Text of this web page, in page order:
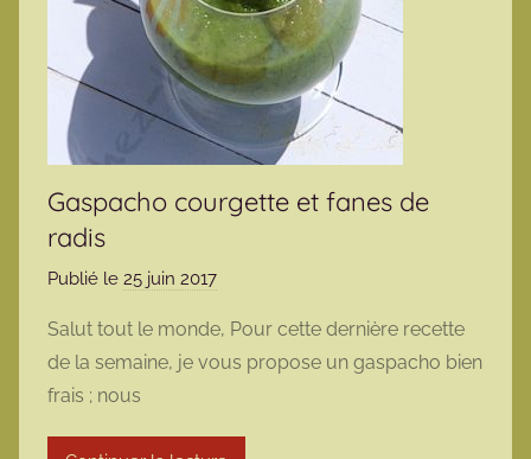
Gaspacho courgette et fanes de
radis
Publié le 25 juin 2017
r
m
r
Salut tout le monde, Pour cette dernière recette
de la semaine, je vous propose un gaspacho bien
frais ; nous